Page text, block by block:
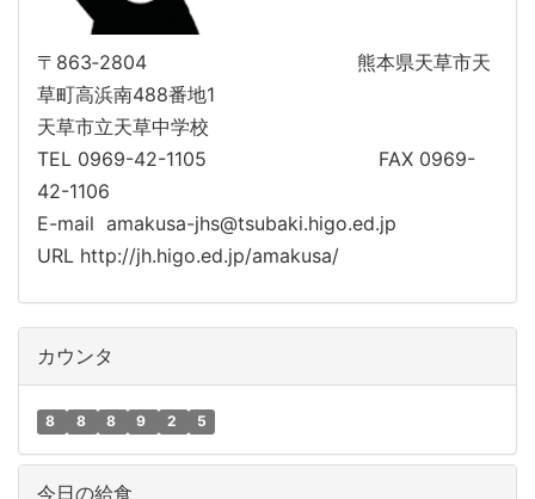
〒863‐2804 熊本県天草市天
草町高浜南488番地1
天草市立天草中学校
TEL 0969-42-1105 FAX 0969-
42-1106
E-mail amakusa-jhs@tsubaki.higo.ed.jp
URL http://jh.higo.ed.jp/amakusa/
カウンタ
8 8 8 9 2 5
今日の給食